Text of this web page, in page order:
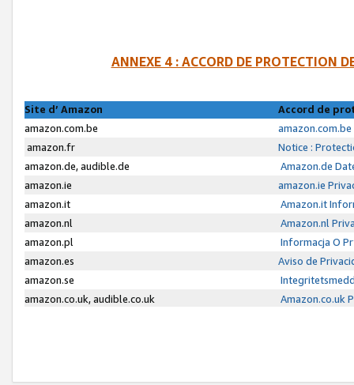
ANNEXE 4 : ACCORD DE PROTECTION
Site d’ Amazon
Accord de
amazon.com.be
amazon.fr
Notice :
amazon.de, audible.de
Amazon.de
amazon.ie
amazon.ie
amazon.it
Amazon.it
amazon.nl
Amazon.nl
amazon.pl
Informacja O
amazon.es
Aviso de
amazon.se
amazon.co.uk, audible.co.uk
Amazon.co.uk